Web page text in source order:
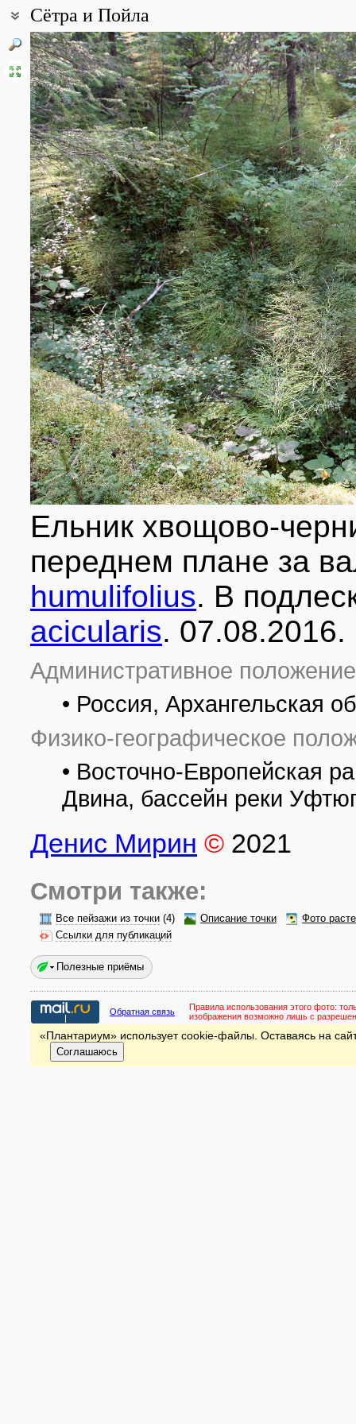
Сётра и Пойла
Координаты:
62° 01′ 05″ с.ш., 47° 20′ 27″ в.д. (смотреть на картахGoogle,
Описание точки:
Уфтюго-Илешский массив малонарушенных лесов в районе
ельники черничные, чернично-зеленомошные, ельники
ельники крупнопапоротниковые (в пойме Сётры) и
травяные), а также сосняки (бруснично-зеленомошные и
и елью, верховые болота. В поймах лугов почти нет.
Все фотографии(4) Фото растений и лишайников(10)
Ельник хвощово-
переднем плане за
humulifolius. В
acicularis. 07.08.2016.
Административное
• Россия, Архангельская
Физико-географическое
• Восточно-Европейская
Двина, бассейн реки
Денис Мирин © 2021
Смотри также:
Все пейзажи из точки (4) Описание точки
Фото
Ссылки для публикаций
Полезные приёмы
Обратная связь Правила использования этого фото:
изображения возможно лишь с
«Плантариум» использует cookie-файлы. Оставаясь на
Соглашаюсь